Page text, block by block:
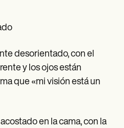
desorientado, con el
y los ojos están
que «mi visión está un
en la cama, con la